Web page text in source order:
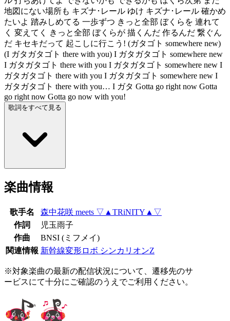
地図にない場所も キズナ･レール ゆけ キズナ･レール 確かめ
たいよ 踏みしめてる 一歩ずつ きっと全部 ぼくらを 連れて
く 変えてく きっと全部 ぼくらが 描くんだ 作るんだ 繋ぐん
だ キセキだって 起こしに行こう! (ガタゴト somewhere new)
(I ガタガタゴト there with you) I ガタガタゴト somewhere new
I ガタガタゴト there with you I ガタガタゴト somewhere new I
ガタガタゴト there with you I ガタガタゴト somewhere new I
ガタガタゴト there with you… I ガタ Gotta go right now Gotta
go right now Gotta go now with you!
歌詞をすべて見る
楽曲情報
歌手名
森中花咲 meets ▽▲TRiNITY▲▽
作詞
児玉雨子
作曲
BNSI (ミフメイ)
関連情報 新幹線変形ロボ シンカリオンZ
※対象楽曲の最新の配信状況について、遷移先のサ
ービスにて十分にご確認のうえでご利用ください。